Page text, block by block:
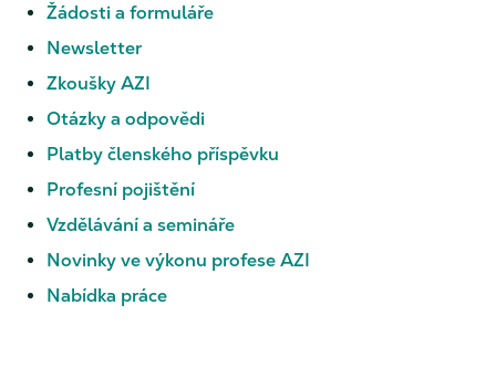
Žádosti a formuláře
Newsletter
Zkoušky AZI
Otázky a odpovědi
Platby členského příspěvku
Profesní pojištění
Vzdělávání a semináře
Novinky ve výkonu profese AZI
Nabídka práce